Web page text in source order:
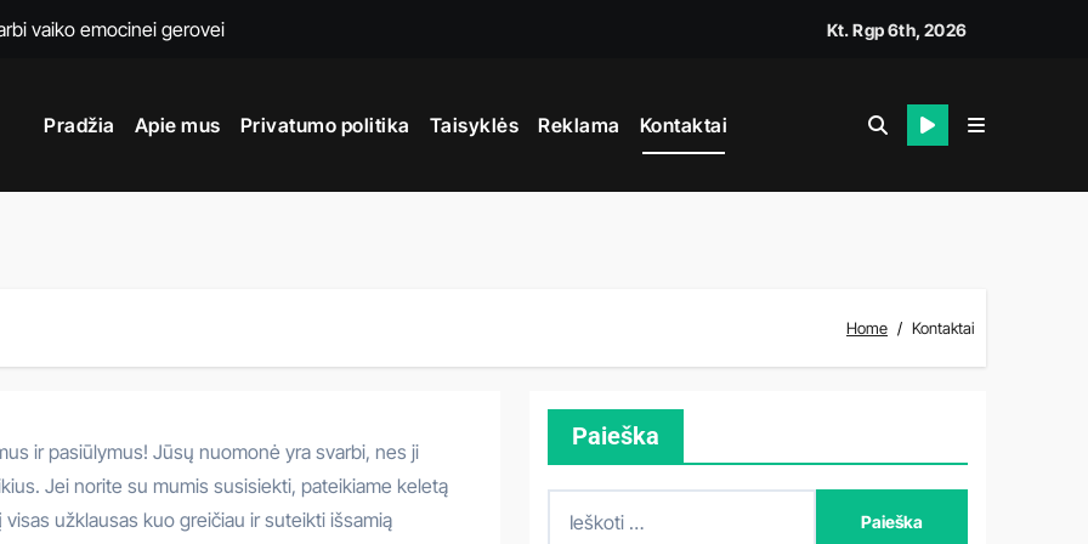
vaiko emocinei gerovei
skydelyje kurių nevalia ignoruoti nė vieną dieną
ir skirtumai nuo tradicinio transporto
sprendimas Jūsų transporto priemonei
tampa būtinybe po ilgos žiemos su druskomis ir purvu
Kt. Rgp 6th, 2026
Pradžia Apie mus Privatumo politika Taisyklės Reklama Kontaktai
Home Kontaktai
ir pasiūlymus! Jūsų nuomonė yra svarbi, nes ji
Jei norite su mumis susisiekti, pateikiame keletą
užklausas kuo greičiau ir suteikti išsamią
Paieška